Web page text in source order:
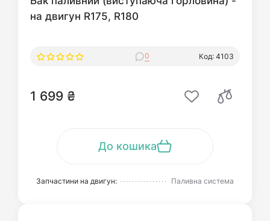
на двигун R175, R180
0 Код: 4103
1 699 ₴
До кошика
Запчастини на двигун: Паливна система